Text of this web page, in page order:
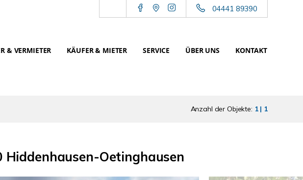
04441 89390
& VERMIETER KÄUFER & MIETER SERVICE ÜBER UNS KONTAKT
Anzahl der Objekte: 1 | 1
Oetinghausen